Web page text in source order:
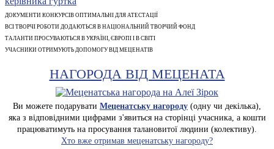
ДОКУМЕНТИ КОНКУРСІВ ОПТИМАЛЬНІ ДЛЯ АТЕСТАЦІЇ
ВСІ ТВОРЧІ РОБОТИ ДОДАЮТЬСЯ В НАЦІОНАЛЬНИЙ ТВОРЧИЙ ФОНД
ТАЛАНТИ ПРОСУВАЮТЬСЯ В УКРАЇНІ, ЄВРОПІ І В СВІТІ
УЧАСНИКИ ОТРИМУЮТЬ ДОПОМОГУ ВІД МЕЦЕНАТІВ
НАГОРОДА ВІД МЕЦЕНАТА
Ви можете подарувати Меценатську нагороду (одну чи декілька),
яка з відповідними цифрами з'явиться на сторінці учасника, а кошти
працюватимуть на просування талановитої людини (колективу).
Хто вже отримав меценатську нагороду?